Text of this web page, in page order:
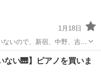
1月18日
いので、新宿、中野、吉祥
？ 一人で行きづらくていけ
ば、ご一緒しましょ
ランチ
ない🎹】ピアノを買いま